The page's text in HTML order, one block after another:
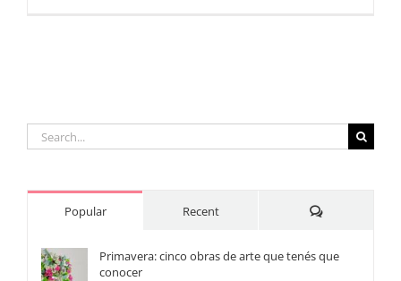
Search
for:
Popular Recent Comments
Primavera: cinco obras de arte que tenés que
conocer